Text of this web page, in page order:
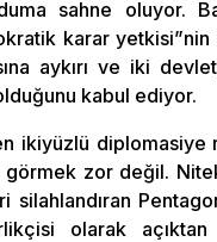
sahne oluyor.
karar
aykırı ve iki
kabul ediyor.
ikiyüzlü diplomasiye
zor değil.
olarak